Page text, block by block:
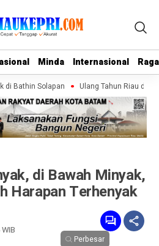
Minda Internasional
Minda Internasional
Bathin Solapan Ulang Tahun Riau di
di Bawah Minyak,
Harapan Terhenyak
Perbesar